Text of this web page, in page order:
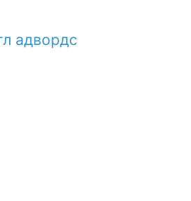
адвордс